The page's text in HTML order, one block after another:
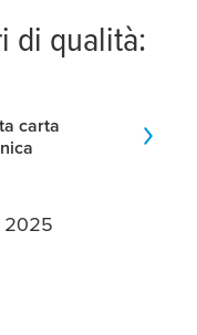
di qualità:
carta
2025